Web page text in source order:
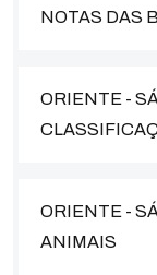
NOTAS DAS
ORIENTE -
ORIENTE -
ANIMAIS